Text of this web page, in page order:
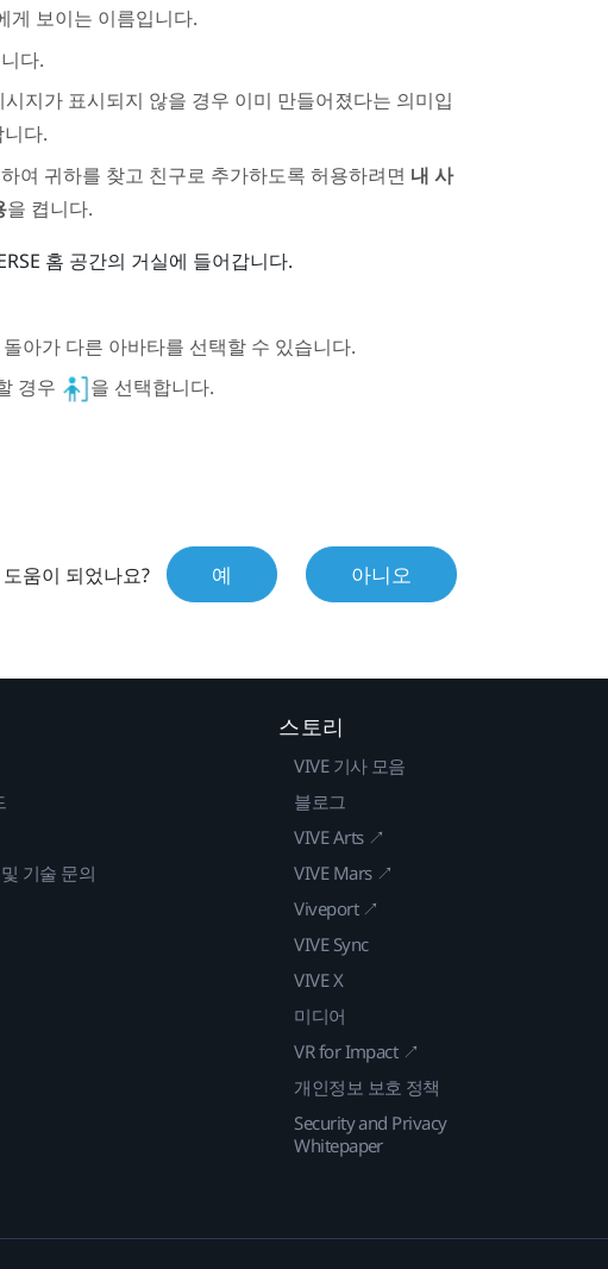
게 보이는 이름입니다.
다.
지가 표시되지 않을 경우 이미 만들어졌다는 의미입
다.
여 귀하를 찾고 친구로 추가하도록 허용하려면 내 사
을 켭니다.
홈 공간의 거실에 들어갑니다.
아가 다른 아바타를 선택할 수 있습니다.
경우
을 선택합니다.
움이 되었나요? 예 아니오
기술 문의
스토리
VIVE 기사 모음
블로그
VIVE Arts ↗
VIVE Mars ↗
Viveport ↗
VIVE Sync
VIVE X
미디어
VR for Impact ↗
개인정보 보호 정책
Security and Privacy
Whitepaper